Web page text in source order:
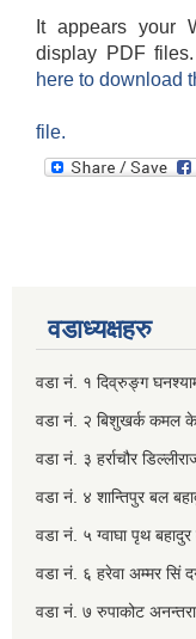
It appears your
display PDF files.
here to download
file.
वडाध्यक्षहरु
वडा नं. १ दिव्रुङ्ग
वडा नं. २ ‌‍बिशुखर्क कमल
वडा नं. ३ हर्राचौर
वडा नं. ४ शान्तिपुर बल
वडा नं. ५ ग्वाघा पृथ
वडा नं. ६ हरेवा अम्मर सिं
वडा नं. ७ ‌‍रुपाकोट